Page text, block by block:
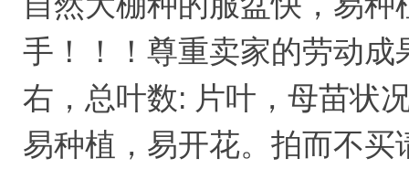
手！！！尊重卖家的劳动
右，总叶数: 片叶，母苗状
易种植，易开花。拍而不